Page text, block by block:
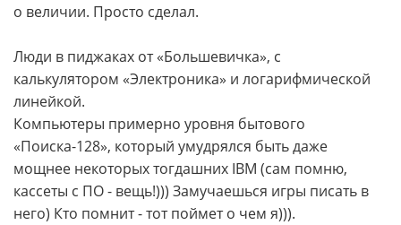
о величии. Просто сделал.
Люди в пиджаках от «Большевичка», с
калькулятором «Электроника» и логарифмической
линейкой.
Компьютеры примерно уровня бытового
«Поиска-128», который умудрялся быть даже
мощнее некоторых тогдашних IBM (сам помню,
кассеты с ПО - вещь!))) Замучаешься игры писать в
него) Кто помнит - тот поймет о чем я))).